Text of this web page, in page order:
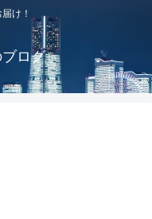
け！
ログ